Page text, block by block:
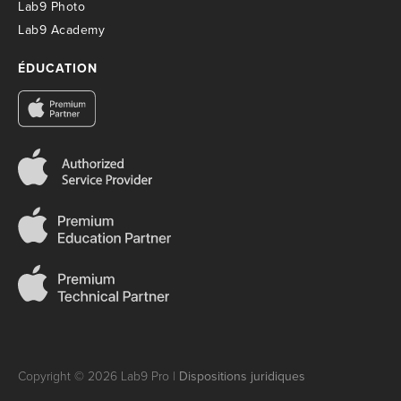
Lab9 Photo
Lab9 Academy
ÉDUCATION
Copyright © 2026 Lab9 Pro | Dispositions juridiques